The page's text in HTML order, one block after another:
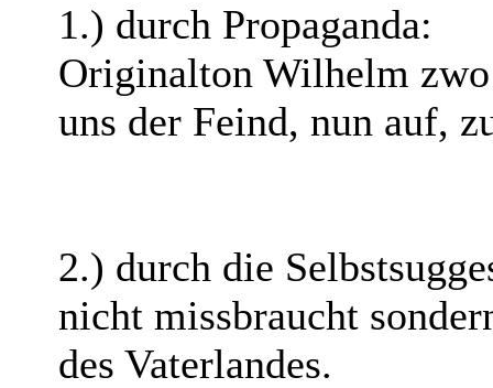
1.) durch Propaganda:
Originalton Wilhelm
uns der Feind, nun auf,
2.) durch die
nicht missbraucht
des Vaterlandes.